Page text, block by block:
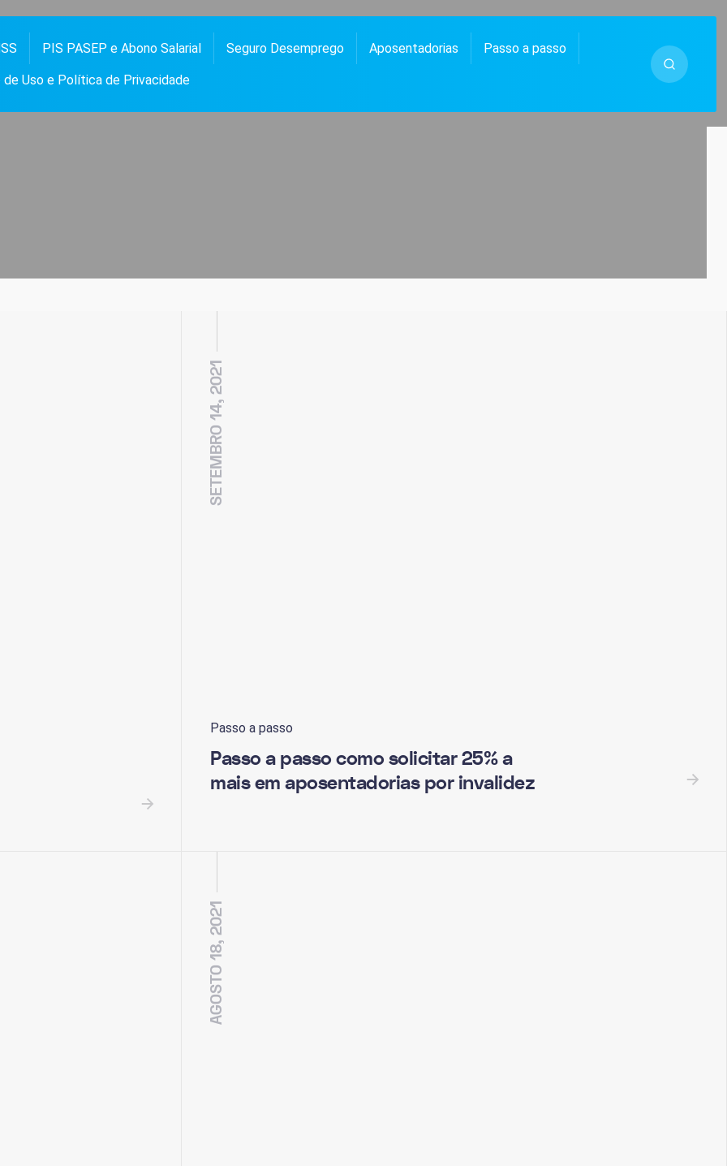
ABONO SALARIAL, FGTS, SEGURO DESEMPREGO, BOLSA FAMÍLIA, NOTÍCIAS E MUITO MAIS.
PIS PASEP e Abono Salarial Seguro Desemprego Aposentadorias Passo a passo
de Uso e Política de Privacidade
SETEMBRO 14, 2021
Passo a passo
Passo a passo como solicitar 25% a
mais em aposentadorias por invalidez
AGOSTO 18, 2021